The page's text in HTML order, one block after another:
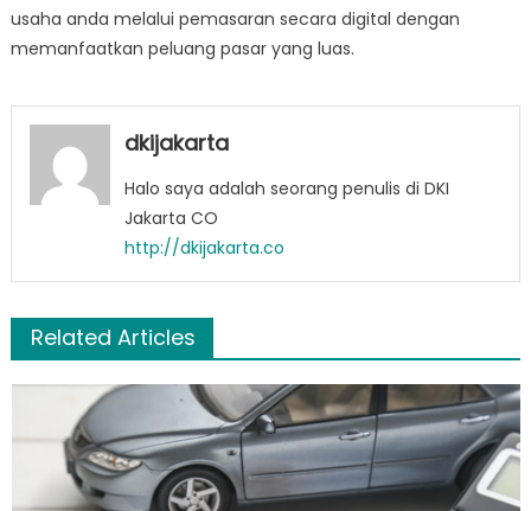
usaha anda melalui pemasaran secara digital dengan
memanfaatkan peluang pasar yang luas.
dkijakarta
Halo saya adalah seorang penulis di DKI
Jakarta CO
http://dkijakarta.co
Related Articles